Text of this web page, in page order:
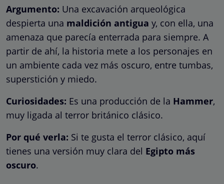
Argumento: Una excavación arqueológica
despierta una maldición antigua y, con ella, una
amenaza que parecía enterrada para siempre. A
partir de ahí, la historia mete a los personajes en
un ambiente cada vez más oscuro, entre tumbas,
superstición y miedo.
Curiosidades: Es una producción de la Hammer,
muy ligada al terror británico clásico.
Por qué verla: Si te gusta el terror clásico, aquí
tienes una versión muy clara del Egipto más
oscuro.